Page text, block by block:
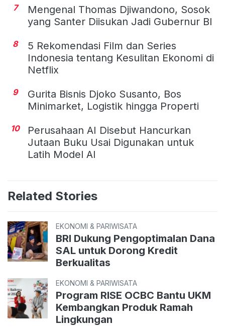
7
Mengenal Thomas Djiwandono, Sosok
yang Santer Diisukan Jadi Gubernur BI
8
5 Rekomendasi Film dan Series
Indonesia tentang Kesulitan Ekonomi di
Netflix
9
Gurita Bisnis Djoko Susanto, Bos
Minimarket, Logistik hingga Properti
10
Perusahaan AI Disebut Hancurkan
Jutaan Buku Usai Digunakan untuk
Latih Model AI
Related Stories
EKONOMI & PARIWISATA
BRI Dukung Pengoptimalan Dana
SAL untuk Dorong Kredit
Berkualitas
EKONOMI & PARIWISATA
Program RISE OCBC Bantu UKM
Kembangkan Produk Ramah
Lingkungan